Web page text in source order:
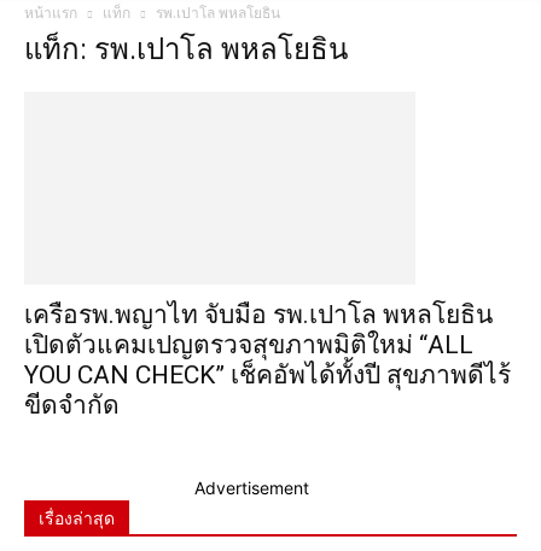
หน้าแรก แท็ก รพ.เปาโล พหลโยธิน
แท็ก: รพ.เปาโล พหลโยธิน
เครือรพ.พญาไท จับมือ รพ.เปาโล พหลโยธิน
เปิดตัวแคมเปญตรวจสุขภาพมิติใหม่ “ALL
YOU CAN CHECK” เช็คอัพได้ทั้งปี สุขภาพดีไร้
ขีดจำกัด
Advertisement
เรื่องล่าสุด